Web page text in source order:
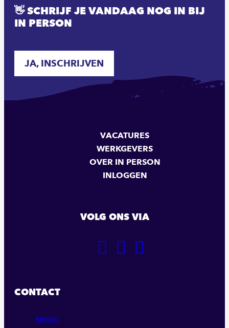
👋 SCHRIJF JE VANDAAG NOG IN BIJ
IN PERSON
JA, INSCHRIJVEN
VACATURES
WERKGEVERS
OVER IN PERSON
INLOGGEN
VOLG ONS VIA
CONTACT
Almelo